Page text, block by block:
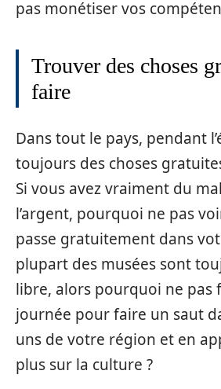
pas monétiser vos
Trouver des choses
faire
Dans tout le pays, pendant
toujours des choses
Si vous avez vraiment du
l’argent, pourquoi ne pas
passe gratuitement dans
plupart des musées sont
libre, alors pourquoi ne pas
journée pour faire un saut
uns de votre région et en
plus sur la culture ?